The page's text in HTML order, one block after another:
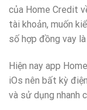
của Home Credit
tài khoản, muốn
số hợp đồng vay
Hiện nay app
iOs nên bất kỳ
và sử dụng nhanh